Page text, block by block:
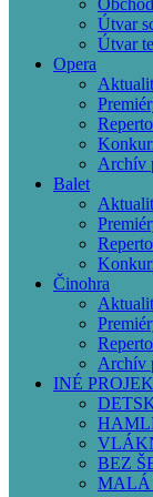
Útvar
Útvar
Opera
Archív
Balet
Činohra
Archív
INÉ
BEZ
MALÁ